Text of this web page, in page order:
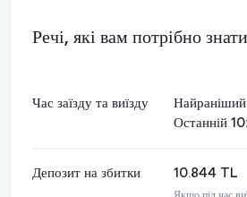
Речі, які вам потрібно знати
Час заїзду та виїзду
Останній
Депозит на збитки 10.844 TL